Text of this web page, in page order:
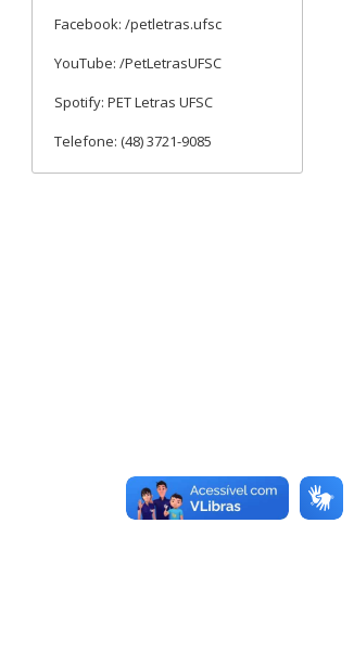
Facebook: /petletras.ufsc
YouTube: /PetLetrasUFSC
Spotify: PET Letras UFSC
Telefone: (48) 3721-9085